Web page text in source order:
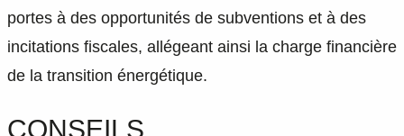
portes à des opportunités de subventions et à des
incitations fiscales, allégeant ainsi la charge financière
de la transition énergétique.
CONSEILS